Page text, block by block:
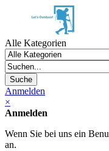
Alle Kategorien
Suche
Anmelden
×
Anmelden
Wenn Sie bei uns ein
an.